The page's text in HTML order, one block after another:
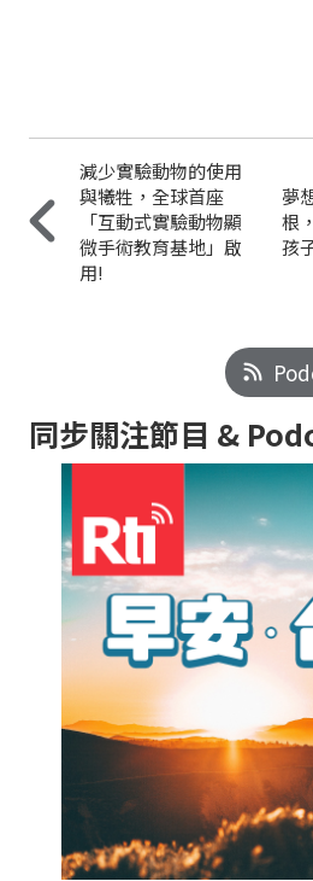
減少實驗動物的使用
與犧牲，全球首座
「互動式實驗動物顯
微手術教育基地」啟
用!
夢
根
孩
同步關注節目 &